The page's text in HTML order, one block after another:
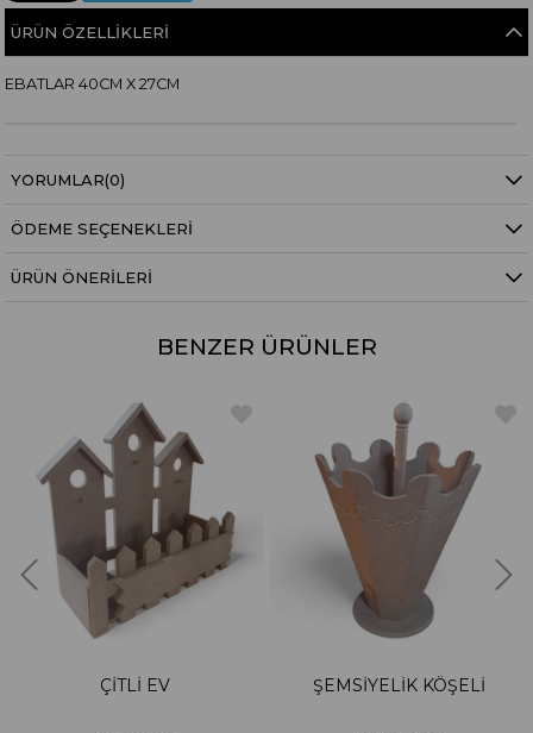
ÜRÜN ÖZELLIKLERI
EBATLAR 40CM X 27CM
YORUMLAR(0)
ÖDEME SEÇENEKLERI
ÜRÜN ÖNERILERI
BENZER ÜRÜNLER
ÇİTLİ EV ŞEMSİYELİK KÖŞELİ